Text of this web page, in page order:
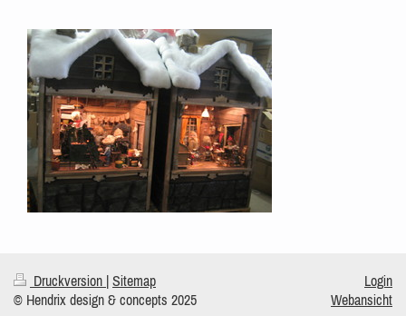
Druckversion
Sitemap
© Hendrix design & concepts 2025
Login
Webansicht